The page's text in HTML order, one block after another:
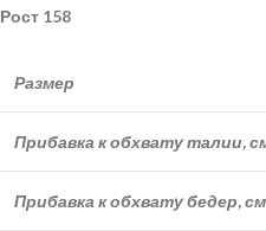
Рост 158
Размер
Прибавка к обхвату талии,
Прибавка к обхвату бедер, см